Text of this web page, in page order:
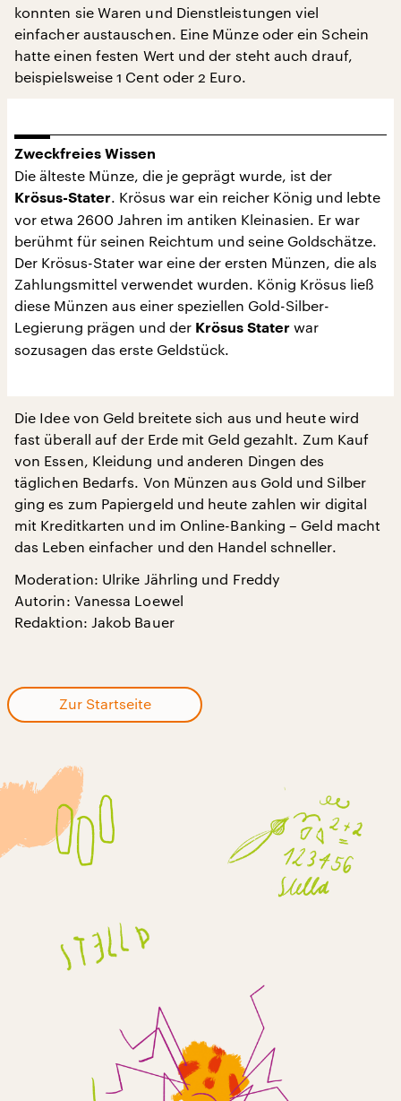
konnten sie Waren und Dienstleistungen viel
einfacher austauschen. Eine Münze oder ein Schein
hatte einen festen Wert und der steht auch drauf,
beispielsweise 1 Cent oder 2 Euro.
Zweckfreies Wissen
Die älteste Münze, die je geprägt wurde, ist der
Krösus-Stater . Krösus war ein reicher König und lebte
vor etwa 2600 Jahren im antiken Kleinasien. Er war
berühmt für seinen Reichtum und seine Goldschätze.
Der Krösus-Stater war eine der ersten Münzen, die als
Zahlungsmittel verwendet wurden. König Krösus ließ
diese Münzen aus einer speziellen Gold-Silber-
Legierung prägen und der Krösus Stater war
sozusagen das erste Geldstück.
Die Idee von Geld breitete sich aus und heute wird
fast überall auf der Erde mit Geld gezahlt. Zum Kauf
von Essen, Kleidung und anderen Dingen des
täglichen Bedarfs. Von Münzen aus Gold und Silber
ging es zum Papiergeld und heute zahlen wir digital
mit Kreditkarten und im Online-Banking – Geld macht
das Leben einfacher und den Handel schneller.
Moderation: Ulrike Jährling und Freddy
Autorin: Vanessa Loewel
Redaktion: Jakob Bauer
Zur Startseite